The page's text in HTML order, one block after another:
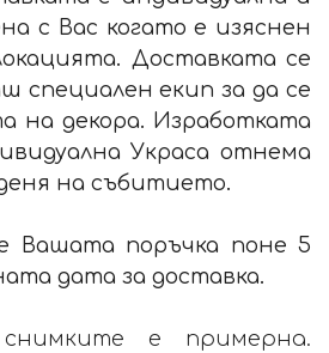
с Вас когато е изяснен
Доставката се
специален екип за да се
на декора. Изработката
Украса отнема
на събитието.
Вашата поръчка поне 5
дата за доставка.
е примерна.